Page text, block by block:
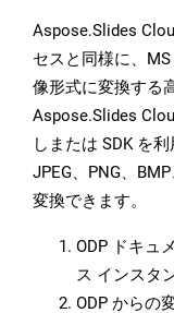
Aspose.Slides
セスと同様に、
像形式に変換する
Aspose.Slides
しまたは SDK を
JPEG、PNG、
変換できます。
ODP ドキュ
ス インスタ
ODP からの